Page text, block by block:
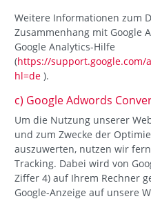
Weitere Informationen zum
Zusammenhang mit Google
Google Analytics-Hilfe
(https://support.google.com/
hl=de ).
c) Google Adwords
Um die Nutzung unserer
und zum Zwecke der
auszuwerten, nutzen wir
Tracking. Dabei wird von
Ziffer 4) auf Ihrem Rechner
Google-Anzeige auf unsere